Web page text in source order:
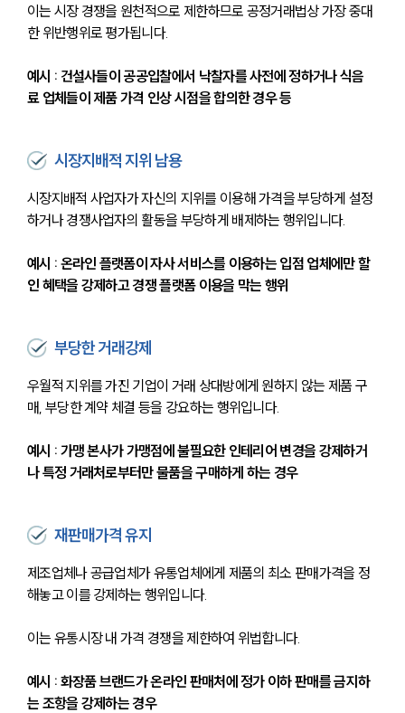
이는 시장 경쟁을 원천적으로 제한하므로 공정거래법상 가장 중대
한 위반행위로 평가됩니다.
예시 : 건설사들이 공공입찰에서 낙찰자를 사전에 정하거나 식음
료 업체들이 제품 가격 인상 시점을 합의한 경우 등
시장지배적 지위 남용
시장지배적 사업자가 자신의 지위를 이용해 가격을 부당하게 설정
하거나 경쟁사업자의 활동을 부당하게 배제하는 행위입니다.
예시 : 온라인 플랫폼이 자사 서비스를 이용하는 입점 업체에만 할
인 혜택을 강제하고 경쟁 플랫폼 이용을 막는 행위
부당한 거래강제
우월적 지위를 가진 기업이 거래 상대방에게 원하지 않는 제품 구
매, 부당한 계약 체결 등을 강요하는 행위입니다.
예시 : 가맹 본사가 가맹점에 불필요한 인테리어 변경을 강제하거
나 특정 거래처로부터만 물품을 구매하게 하는 경우
재판매가격 유지
제조업체나 공급업체가 유통업체에게 제품의 최소 판매가격을 정
해놓고 이를 강제하는 행위입니다.
이는 유통시장 내 가격 경쟁을 제한하여 위법합니다.
예시 : 화장품 브랜드가 온라인 판매처에 정가 이하 판매를 금지하
는 조항을 강제하는 경우